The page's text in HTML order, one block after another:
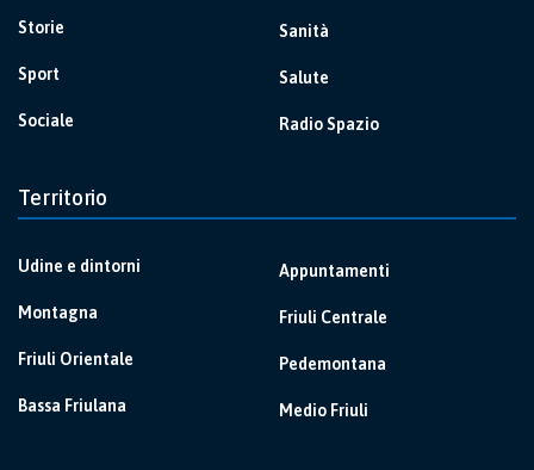
Storie
Sport
Sociale
Sanità
Salute
Radio Spazio
Territorio
Udine e dintorni
Montagna
Friuli Orientale
Bassa Friulana
Appuntamenti
Friuli Centrale
Pedemontana
Medio Friuli